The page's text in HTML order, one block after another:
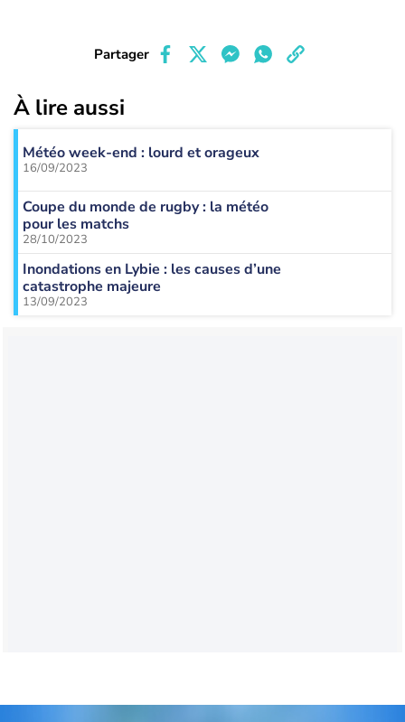
Partager
À lire aussi
Météo week-end : lourd et orageux
16/09/2023
Coupe du monde de rugby : la météo
pour les matchs
28/10/2023
Inondations en Lybie : les causes d’une
catastrophe majeure
13/09/2023